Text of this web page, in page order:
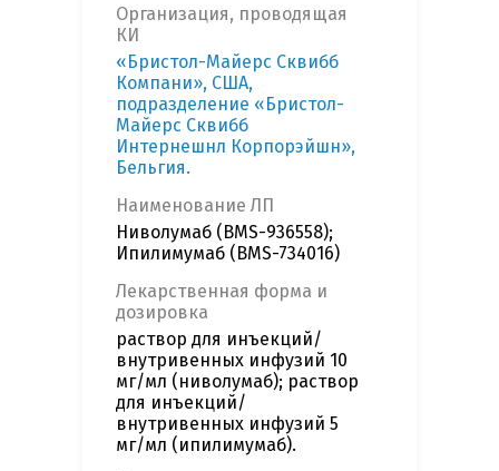
Организация, проводящая
КИ
«Бристол-Майерс Сквибб
Компани», США,
подразделение «Бристол-
Майерс Сквибб
Интернешнл Корпорэйшн»,
Бельгия.
Наименование ЛП
Ниволумаб (BMS-936558);
Ипилимумаб (BMS-734016)
Лекарственная форма и
дозировка
раствор для инъекций/
внутривенных инфузий 10
мг/мл (ниволумаб); раствор
для инъекций/
внутривенных инфузий 5
мг/мл (ипилимумаб).